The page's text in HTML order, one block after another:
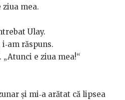
mea.
Ulay.
răspuns.
„Atunci e ziua mea!“
şi mi‑a arătat că lipsea